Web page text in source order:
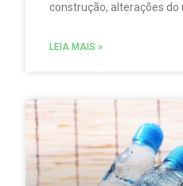
construção, alterações do
motorizada e sobrevoos
LEIA MAIS »